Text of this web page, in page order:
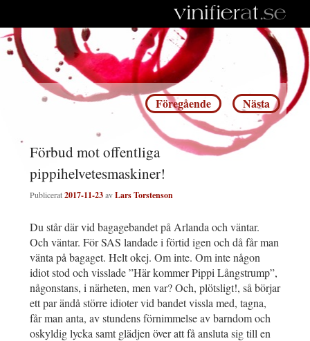
Inläggsnavigering
Föregående Nästa
Förbud mot offentliga
pippihelvetesmaskiner!
Publicerat2017-11-23avLars Torstenson
Du står där vid bagagebandet på Arlanda och väntar.
Och väntar. För SAS landade i förtid igen och då får man
vänta på bagaget. Helt okej. Om inte. Om inte någon
idiot stod och visslade ”Här kommer Pippi Långstrump”,
någonstans, i närheten, men var? Och, plötsligt!, så börjar
ett par ändå större idioter vid bandet vissla med, tagna,
får man anta, av stundens förnimmelse av barndom och
oskyldig lycka samt glädjen över att få ansluta sig till en